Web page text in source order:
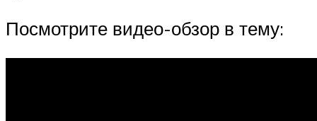
Посмотрите видео-обзор в тему: